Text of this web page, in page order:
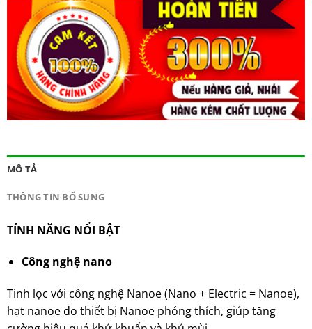
MÔ TẢ
THÔNG TIN BỔ SUNG
TÍNH NĂNG NỔI BẬT
Công nghệ nano
Tinh lọc với công nghệ Nanoe (Nano + Electric = Nanoe),
hạt nanoe do thiết bị Nanoe phóng thích, giúp tăng